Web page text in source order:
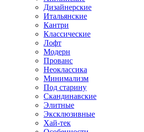
Дизайнерские
Итальянские
Кантри
Классические
Лофт
Модерн
Прованс
Неоклассика
Минимализм
Под старину
Скандинавские
Элитные
Эксклюзивные
Хай-тек